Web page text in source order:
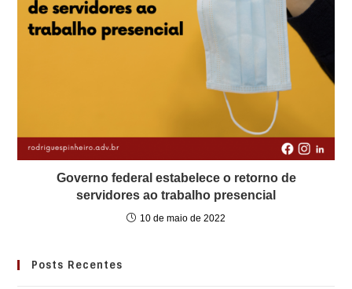
Governo federal estabelece o retorno de
servidores ao trabalho presencial
10 de maio de 2022
Posts Recentes